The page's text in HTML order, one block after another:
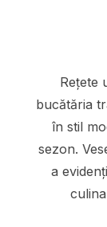
Rețete
bucătăria
în stil
sezon.
a